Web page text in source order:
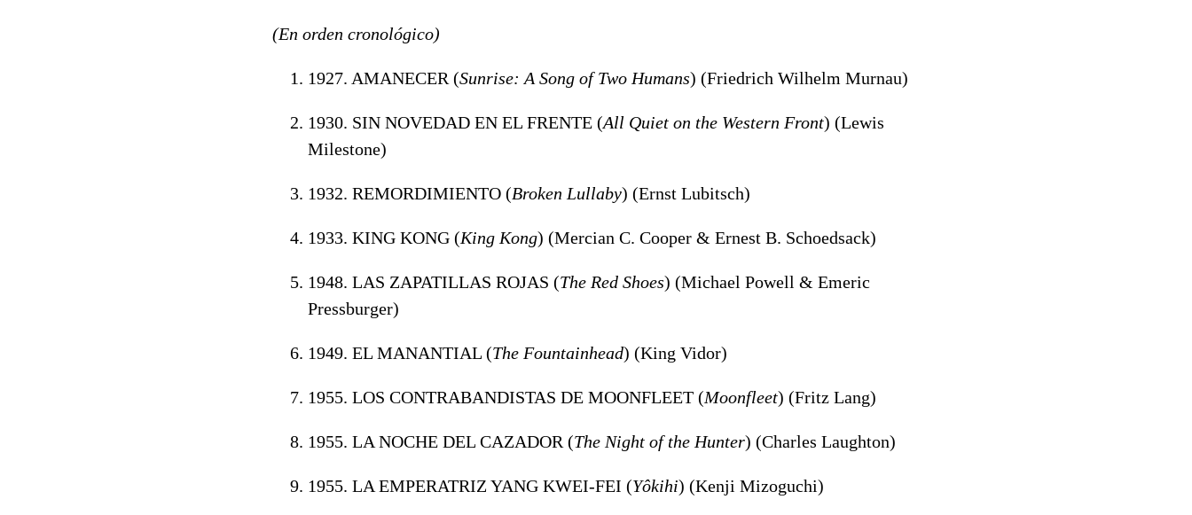
(En orden cronológico)
1927. AMANECER (Sunrise: A Song of Two Humans) (Friedrich Wilhelm Murnau)
1930. SIN NOVEDAD EN EL FRENTE (All Quiet on the Western Front) (Lewis
Milestone)
1932. REMORDIMIENTO (Broken Lullaby) (Ernst Lubitsch)
1933. KING KONG (King Kong) (Mercian C. Cooper & Ernest B. Schoedsack)
1948. LAS ZAPATILLAS ROJAS (The Red Shoes) (Michael Powell & Emeric
Pressburger)
1949. EL MANANTIAL (The Fountainhead) (King Vidor)
1955. LOS CONTRABANDISTAS DE MOONFLEET (Moonfleet) (Fritz Lang)
1955. LA NOCHE DEL CAZADOR (The Night of the Hunter) (Charles Laughton)
1955. LA EMPERATRIZ YANG KWEI-FEI (Yôkihi) (Kenji Mizoguchi)